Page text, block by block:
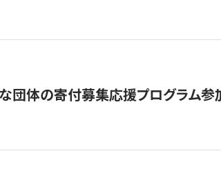
団体の寄付募集応援プログラム参